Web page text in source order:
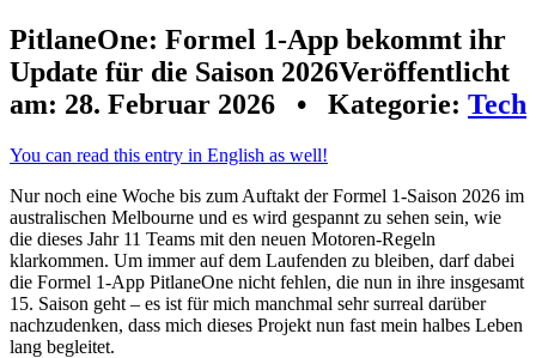
PitlaneOne: Formel 1-App bekommt ihr
Update für die Saison 2026Veröffentlicht
am: 28. Februar 2026 • Kategorie: Tech
You can read this entry in English as well!
Nur noch eine Woche bis zum Auftakt der Formel 1-Saison 2026 im
australischen Melbourne und es wird gespannt zu sehen sein, wie
die dieses Jahr 11 Teams mit den neuen Motoren-Regeln
klarkommen. Um immer auf dem Laufenden zu bleiben, darf dabei
die Formel 1-App PitlaneOne nicht fehlen, die nun in ihre insgesamt
15. Saison geht – es ist für mich manchmal sehr surreal darüber
nachzudenken, dass mich dieses Projekt nun fast mein halbes Leben
lang begleitet.